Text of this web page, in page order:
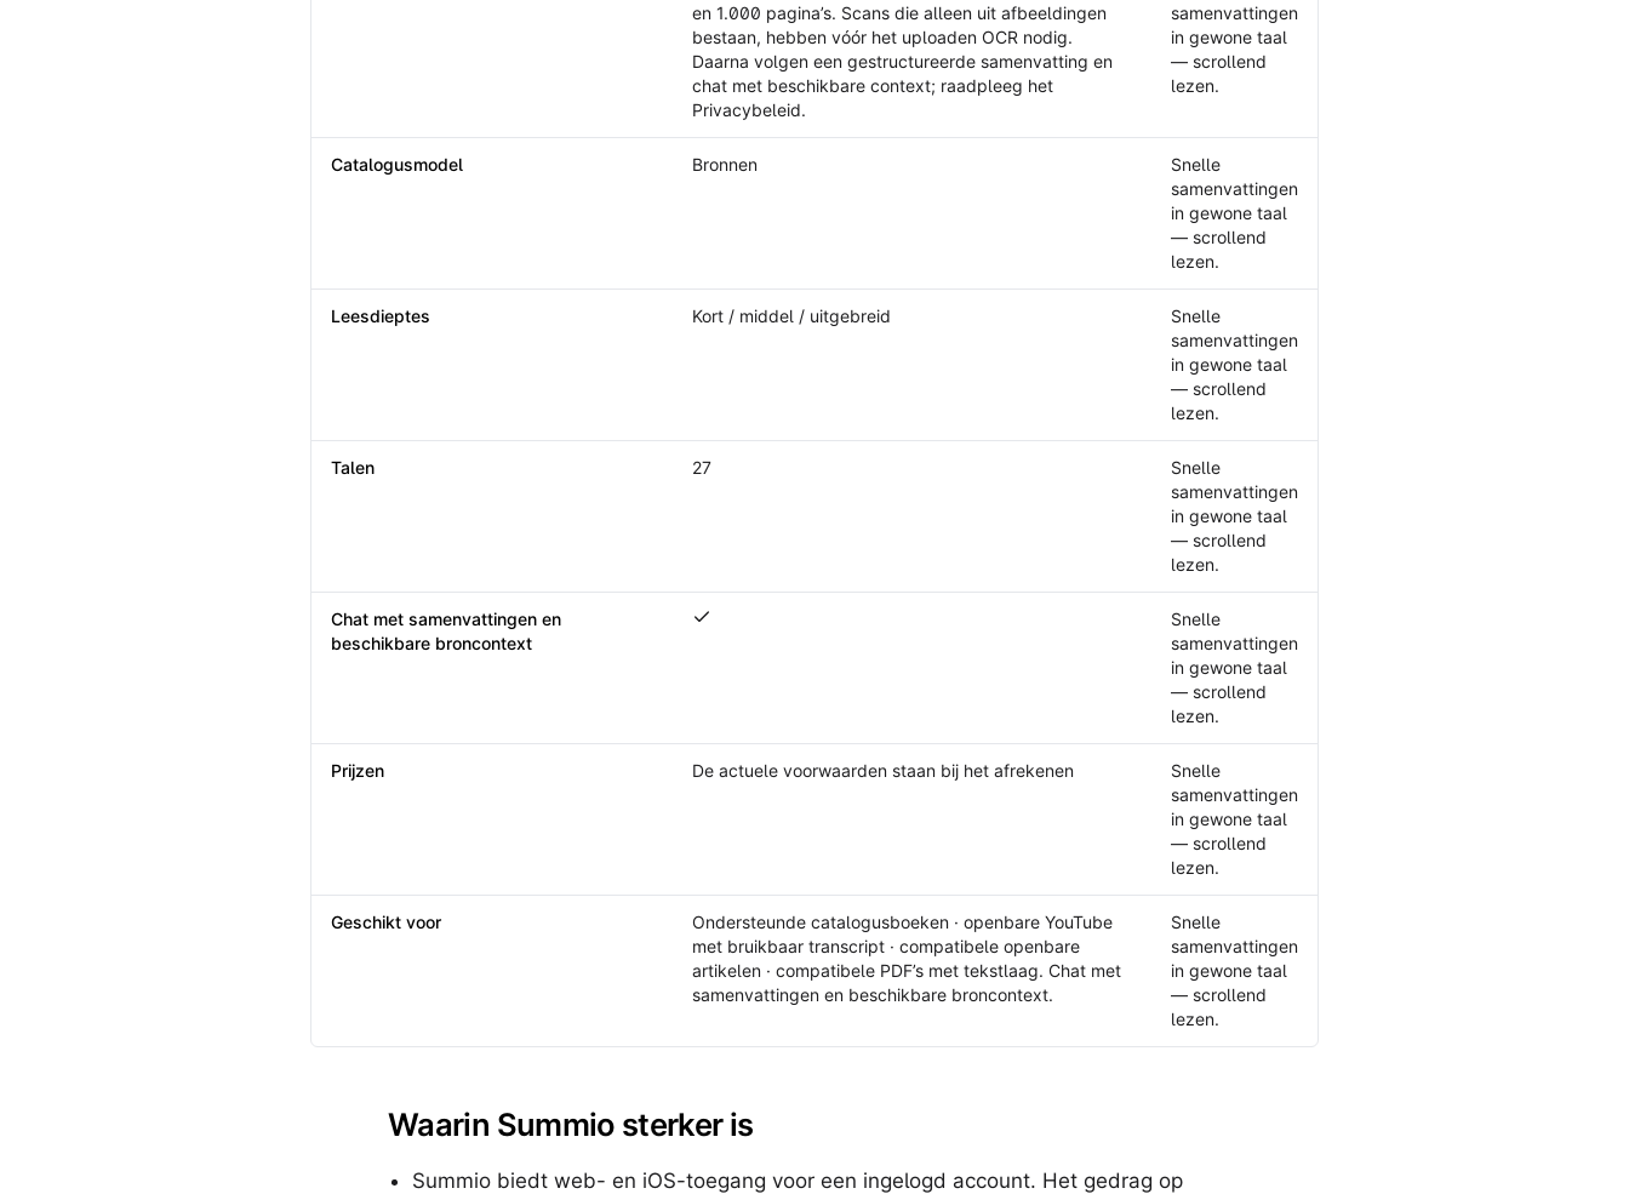
en 1.000 pagina’s. Scans die alleen uit afbeeldingen
bestaan, hebben vóór het uploaden OCR nodig.
Daarna volgen een gestructureerde samenvatting en
chat met beschikbare context; raadpleeg het
Privacybeleid.
samenvattingen
in gewone taal
— scrollend
lezen.
Catalogusmodel Bronnen
Snelle
samenvattingen
in gewone taal
— scrollend
lezen.
Leesdieptes Kort / middel / uitgebreid
Snelle
samenvattingen
in gewone taal
— scrollend
lezen.
Talen 27
Snelle
samenvattingen
in gewone taal
— scrollend
lezen.
Chat met samenvattingen en
beschikbare broncontext
Snelle
samenvattingen
in gewone taal
— scrollend
lezen.
Prijzen De actuele voorwaarden staan bij het afrekenen
Snelle
samenvattingen
in gewone taal
— scrollend
lezen.
Geschikt voor
Ondersteunde catalogusboeken · openbare YouTube
met bruikbaar transcript · compatibele openbare
artikelen · compatibele PDF’s met tekstlaag. Chat met
samenvattingen en beschikbare broncontext.
Snelle
samenvattingen
in gewone taal
— scrollend
lezen.
Waarin Summio sterker is
Summio biedt web- en iOS-toegang voor een ingelogd account. Het gedrag op